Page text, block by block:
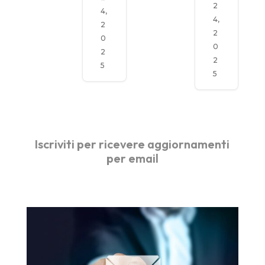
4,
2
0
2
5
2
4,
2
0
2
5
Iscriviti per ricevere aggiornamenti
per email